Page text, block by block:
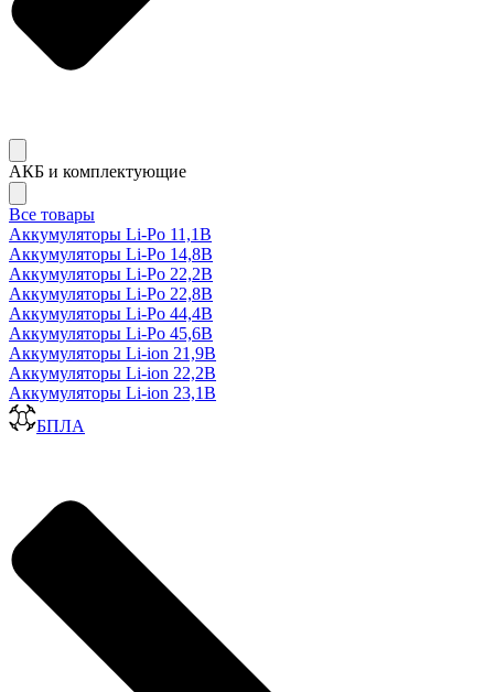
АКБ и комплектующие
Все товары
Аккумуляторы Li-Po 11,1В
Аккумуляторы Li-Po 14,8В
Аккумуляторы Li-Po 22,2В
Аккумуляторы Li-Po 22,8В
Аккумуляторы Li-Po 44,4В
Аккумуляторы Li-Po 45,6В
Аккумуляторы Li-ion 21,9В
Аккумуляторы Li-ion 22,2В
Аккумуляторы Li-ion 23,1В
БПЛА